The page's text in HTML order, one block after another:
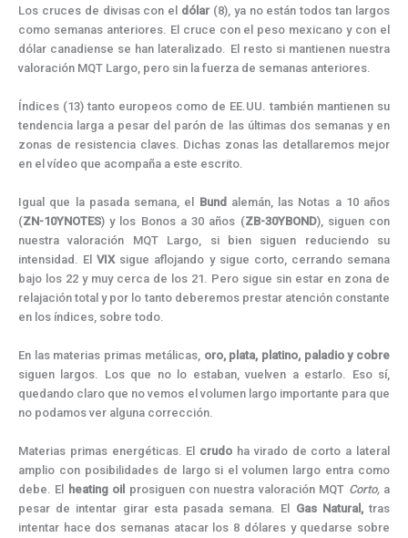
Los cruces de divisas con el dólar(8), ya no están todos tan largos
como semanas anteriores. El cruce con el peso mexicano y con el
dólar canadiense se han lateralizado. El resto si mantienen nuestra
valoración MQT Largo, pero sin la fuerza de semanas anteriores.
Índices (13) tanto europeos como de EE.UU. también mantienen su
tendencia larga a pesar del parón de las últimas dos semanas y en
zonas de resistencia claves. Dichas zonas las detallaremos mejor
en el vídeo que acompaña a este escrito.
Igual que la pasada semana, el Bund alemán, las Notas a 10 años
(ZN-10YNOTES) y los Bonos a 30 años (ZB-30YBOND), siguen con
nuestra valoración MQT Largo, si bien siguen reduciendo su
intensidad. ElVIXsigue aflojando y sigue corto, cerrando semana
bajo los 22 y muy cerca de los 21. Pero sigue sin estar en zona de
relajación total y por lo tanto deberemos prestar atención constante
en los índices, sobre todo.
En las materias primas metálicas, oro, plata, platino, paladio y cobre
siguen largos. Los que no lo estaban, vuelven a estarlo. Eso sí,
quedando claro que no vemos el volumen largo importante para que
no podamos ver alguna corrección.
Materias primas energéticas. El crudo ha virado de corto a lateral
amplio con posibilidades de largo si el volumen largo entra como
debe. El heating oil prosiguen con nuestra valoración MQT Corto, a
pesar de intentar girar esta pasada semana. El Gas Natural,tras
intentar hace dos semanas atacar los 8 dólares y quedarse sobre